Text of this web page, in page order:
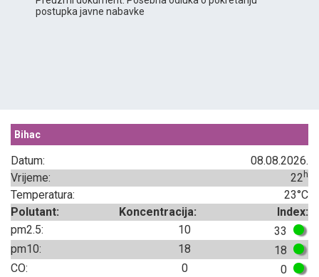
postupka javne nabavke
Bihac
Datum:
08.08.2026.
Vrijeme:
22 h
Temperatura:
23°C
Polutant:
Koncentracija:
Index:
pm2.5:
10
33
pm10:
18
18
CO:
0
0